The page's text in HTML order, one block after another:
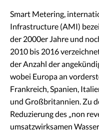
Smart Metering,
Infrastructure (AMI)
der 2000er Jahre und
2010 bis 2016
der Anzahl der
wobei Europa an
Frankreich, Spanien,
und Großbritannien. Zu
Reduzierung des „non
umsatzwirksamen